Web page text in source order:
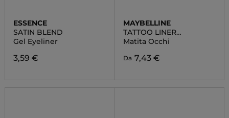
ESSENCE
SATIN BLEND
Gel Eyeliner
3,59 €
MAYBELLINE
TATTOO LINER
AUTOMATIC GEL
Matita Occhi
Da 7,43 €